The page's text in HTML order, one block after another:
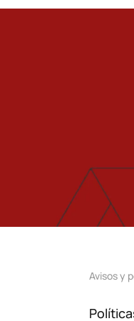
Avisos y